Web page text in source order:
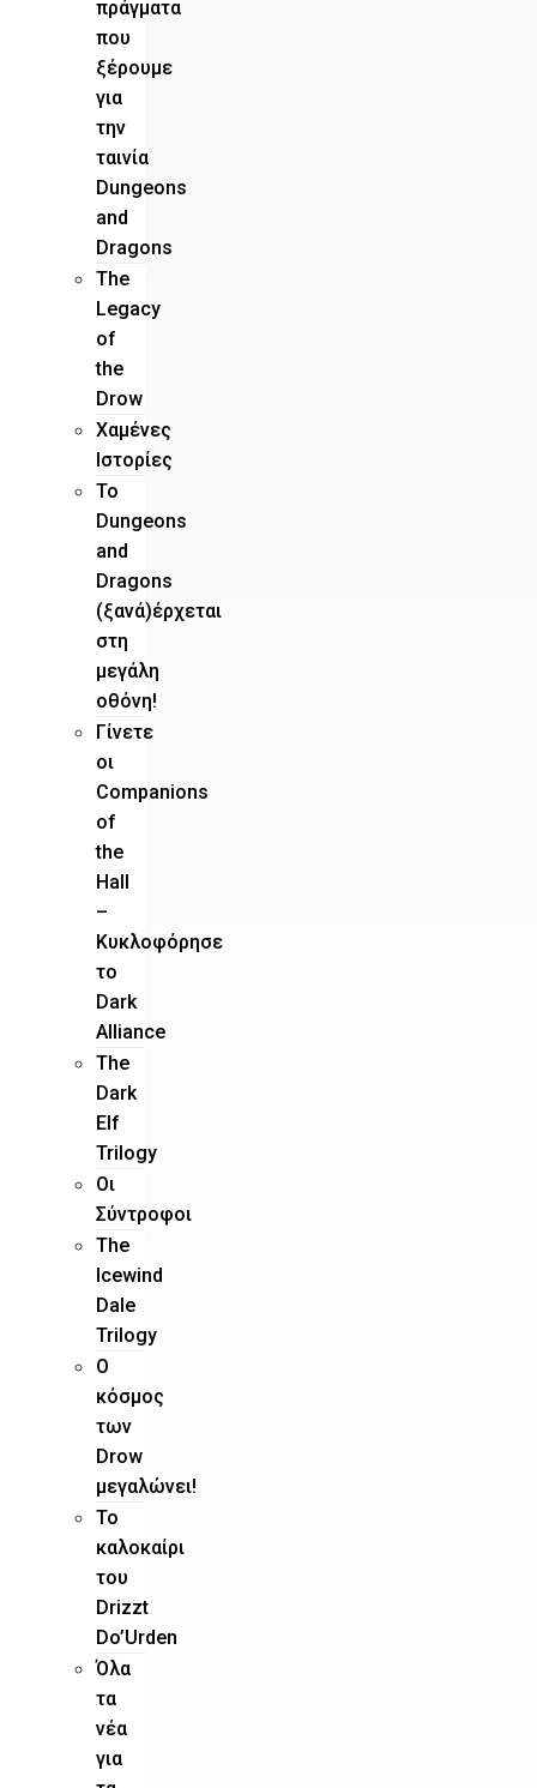
πράγματα
που
ξέρουμε
για
την
ταινία
Dungeons
and
Dragons
The
Legacy
of
the
Drow
Χαμένες
Ιστορίες
Το
Dungeons
and
Dragons
(ξανά)έρχεται
στη
μεγάλη
οθόνη!
Γίνετε
οι
Companions
of
the
Hall
–
Κυκλοφόρησε
το
Dark
Alliance
The
Dark
Elf
Trilogy
Οι
Σύντροφοι
The
Icewind
Dale
Trilogy
O
κόσμος
των
Drow
μεγαλώνει!
To
καλοκαίρι
του
Drizzt
Do’Urden
Όλα
τα
νέα
για